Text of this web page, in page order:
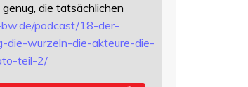
genug, die tatsächlichen
podcast/18-der-
die-wurzeln-die-akteure-die-
teil-2/